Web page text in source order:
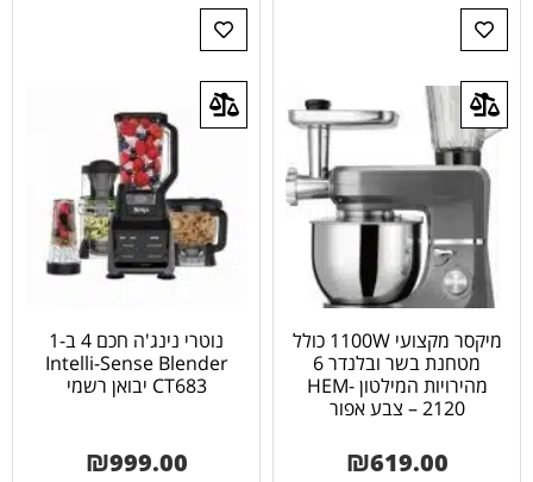
מיקסר מקצועי 1100W כולל
מטחנת בשר ובלנדר 6
מהירויות המילטון HEM-
2120 – צבע אפור
₪619.00
נוטרי נינג'ה חכם 4 ב-1
Intelli-Sense Blender
CT683 יבואן רשמי
₪999.00